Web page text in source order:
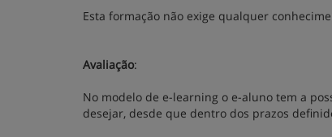
Esta formação não exige qualquer
Avaliação:
No modelo de e-learning o e-aluno tem a
desejar, desde que dentro dos prazos